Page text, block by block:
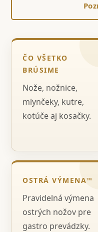
ČO VŠETKO
BRÚSIME
Nože, nožnice,
mlynčeky, kutre,
kotúče aj kosačky.
OSTRÁ VÝMENA™
Pravidelná výmena
ostrých nožov pre
gastro prevádzky.